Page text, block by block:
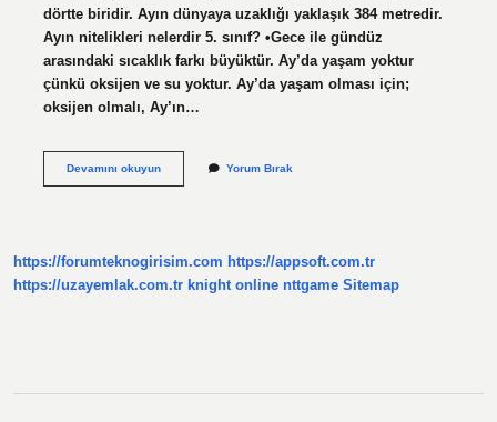
dörtte biridir. Ayın dünyaya uzaklığı yaklaşık 384 metredir.
Ayın nitelikleri nelerdir 5. sınıf? •Gece ile gündüz
arasındaki sıcaklık farkı büyüktür. Ay’da yaşam yoktur
çünkü oksijen ve su yoktur. Ay’da yaşam olması için;
oksijen olmalı, Ay’ın…
Devamını okuyun5
Yorum Bırak
https://forumteknogirisim.com https://appsoft.com.tr
https://uzayemlak.com.tr knight online nttgame Sitemap